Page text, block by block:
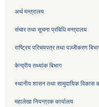
अर्थ मन्त्रालय
संचार तथा सूचना प्रबिधि मन्त्रालय
राष्ट्रिय परिचयपत्र तथा पञ्जीकरण
केन्द्रीय तथ्यांक बिभाग
स्थानीय शासन तथा सामुदायिक विकास
महालेखा नियन्त्रक कार्यालय